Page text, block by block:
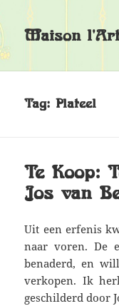
Maison
Tag:Plateel
Te Koop:
Jos van
Uit een erfenis
naar voren. De
benaderd, en
verkopen. Ik
geschilderd door